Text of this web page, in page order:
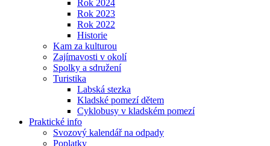
Rok 2024
Rok 2023
Rok 2022
Historie
Kam za kulturou
Zajímavosti v okolí
Spolky a sdružení
Turistika
Labská stezka
Kladské pomezí dětem
Cyklobusy v kladském pomezí
Praktické info
Svozový kalendář na odpady
Poplatky